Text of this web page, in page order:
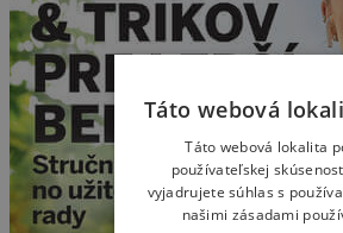
Táto webová
Táto webová lokalita
používateľskej
vyjadrujete súhlas s
našimi zásadami